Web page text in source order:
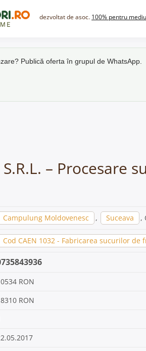
dezvoltat de asoc. 100% pentru mediu
Publică oferta în grupul de WhatsApp.
– Procesare
Campulung Moldovenesc , Suceava ,
Cod CAEN 1032 - Fabricarea sucurilor de
RON
RON